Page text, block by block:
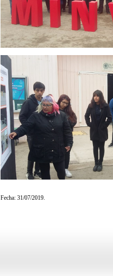
Fecha: 31/07/2019.